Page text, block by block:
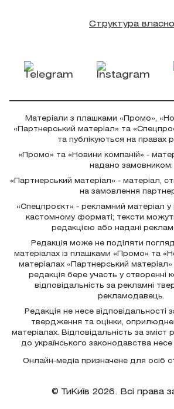
Структура
Матеріали з плашками «Промо»,
«Партнерський матеріал» та
та публікуються на правах
«Промо» та «Новини компаній» -
надано замовником.
«Партнерський матеріал» - матеріал,
на замовлення
«Спецпроєкт» - рекламний матеріал
кастомному форматі; тексти
редакцією або надані
Редакція може не поділяти
матеріалах із плашками «Промо» та
матеріалах «Партнерський
редакція бере участь у створенні
відповідальність за рекламні
рекламодавець.
Редакція не несе відповідальності
твердження та оцінки,
матеріалах. Відповідальність за зміст
до українського законодавства
Онлайн-медіа призначене для осіб
© ТиКиїв 2026. Всі права